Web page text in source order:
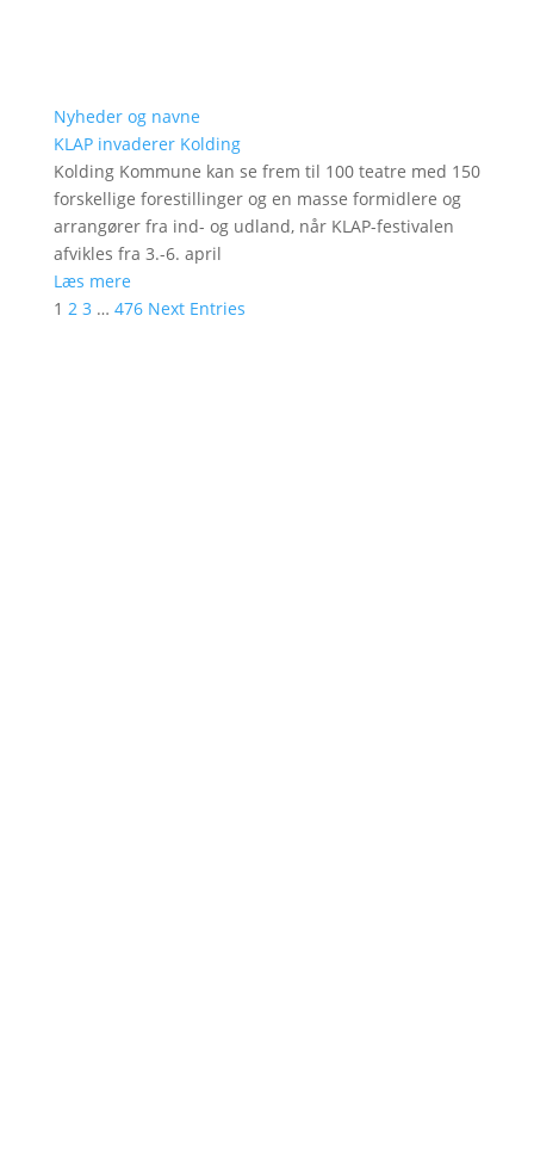
Nyheder og navne
KLAP invaderer Kolding
Kolding Kommune kan se frem til 100 teatre med 150
forskellige forestillinger og en masse formidlere og
arrangører fra ind- og udland, når KLAP-festivalen
afvikles fra 3.-6. april
Læs mere
1 2 3 … 476 Next Entries